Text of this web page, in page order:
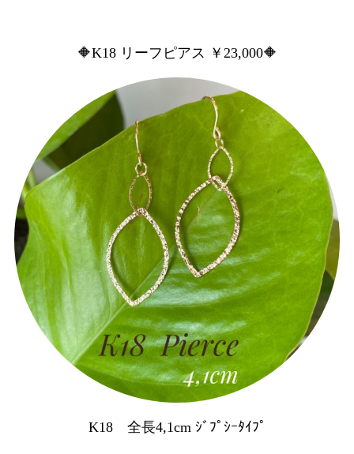
🔶K18 リーフピアス ￥23,000🔶
K18 全長4,1cm ｼﾞﾌﾟｼｰﾀｲﾌﾟ